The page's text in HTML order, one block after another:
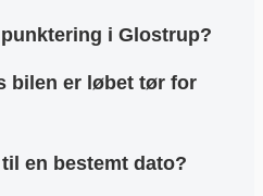
i Glostrup?
bilen er løbet tør for
en bestemt dato?